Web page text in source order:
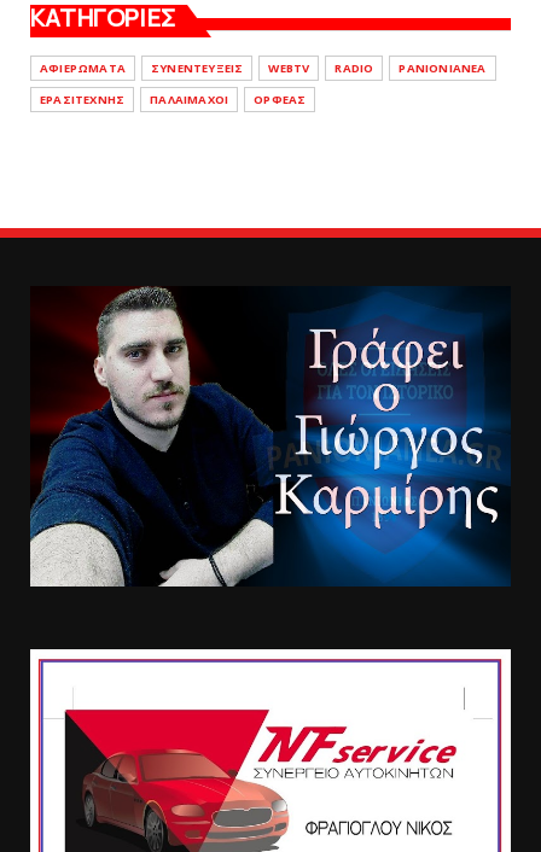
ΚΑΤΗΓΟΡΙΕΣ
ΑΦΙΕΡΩΜΑΤΑ ΣΥΝΕΝΤΕΥΞΕΙΣ WEBTV RADIO
PANIONIANEA
ΕΡΑΣΙΤΕΧΝΗΣ
ΠΑΛΑΙΜΑΧΟΙ ΟΡΦΕΑΣ